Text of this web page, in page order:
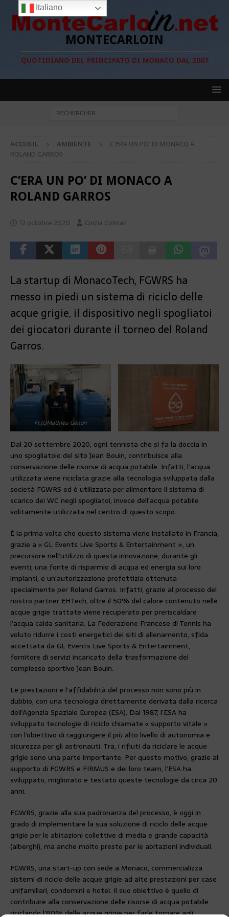
MONTECARLOIN
QUOTIDIANO DEL PRINCIPATO DI MONACO DAL 2007
ACCUEIL AMBIENTE
C’ERA UN PO’ DI MONACO A
ROLAND GARROS
C’ERA UN PO’ DI MONACO A
ROLAND GARROS
12 octobre 2020 Cinzia Colman
La startup di MonacoTech, FGWRS ha
messo in piedi un sistema di riciclo delle
acque grigie, il dispositivo negli spogliatoi
dei giocatori durante il torneo del Roland
Garros.
Ft.(c)Mathieu Génon
Dal 20 settembre 2020, ogni tennista che si fa la doccia in
uno spogliatoio del sito Jean Bouin, contribuisce alla
conservazione delle risorse di acqua potabile. Infatti, l’acqua
utilizzata viene riciclata grazie alla tecnologia sviluppata dalla
società FGWRS ed è utilizzata per alimentare il sistema di
scarico dei WC negli spogliatoi, invece dell’acqua potabile
solitamente utilizzata nel centro di questo scopo.
È la prima volta che questo sistema viene installato in Francia,
grazie a « GL Events Live Sports & Entertainment », un
precursore nell’utilizzo di questa innovazione, durante gli
eventi, una fonte di risparmio di acqua ed energia sui loro
impianti, e un’autorizzazione prefettizia ottenuta
specialmente per Roland Garros. Infatti, grazie al processo del
nostro partner EHTech, oltre il 50% del calore contenuto nelle
acque grigie trattate viene recuperato per preriscaldare
l’acqua calda sanitaria. La Federazione Francese di Tennis ha
voluto ridurre i costi energetici dei siti di allenamento, sfida
accettata da GL Events Live Sports & Entertainment,
fornitore di servizi incaricato della trasformazione del
complesso sportivo Jean Bouin.
Le prestazioni e l’affidabilità del processo non sono più in
dubbio, con una tecnologia direttamente derivata dalla ricerca
dell’Agenzia Spaziale Europea (ESA). Dal 1987, l’ESA ha
sviluppato tecnologie di riciclo chiamate « supporto vitale »
con l’obiettivo di raggiungere il più alto livello di autonomia e
sicurezza per gli astronauti. Tra, i rifiuti da riciclare le acque
grigie sono una parte importante. Per questo motivo, grazie al
supporto di FGWRS e FIRMUS e dei loro team, l’ESA ha
sviluppato, migliorato e testato queste tecnologie da circa 20
anni.
FGWRS, grazie alla sua padronanza del processo, è oggi in
grado di implementare la sua soluzione di riciclo delle acque
grigie per le abitazioni collettive di media e grande capacità
(alberghi), ma anche molto presto per le abitazioni individuali.
FGWRS, una start-up con sede a Monaco, commercializza
sistemi di riciclo delle acque grigie ad alte prestazioni per case
unifamiliari, condomini e hotel. Il suo obiettivo è quello di
contribuire alla conservazione delle risorse di acqua potabile
riciclando l’80% delle acque grigie per farle tornare agli
Italiano